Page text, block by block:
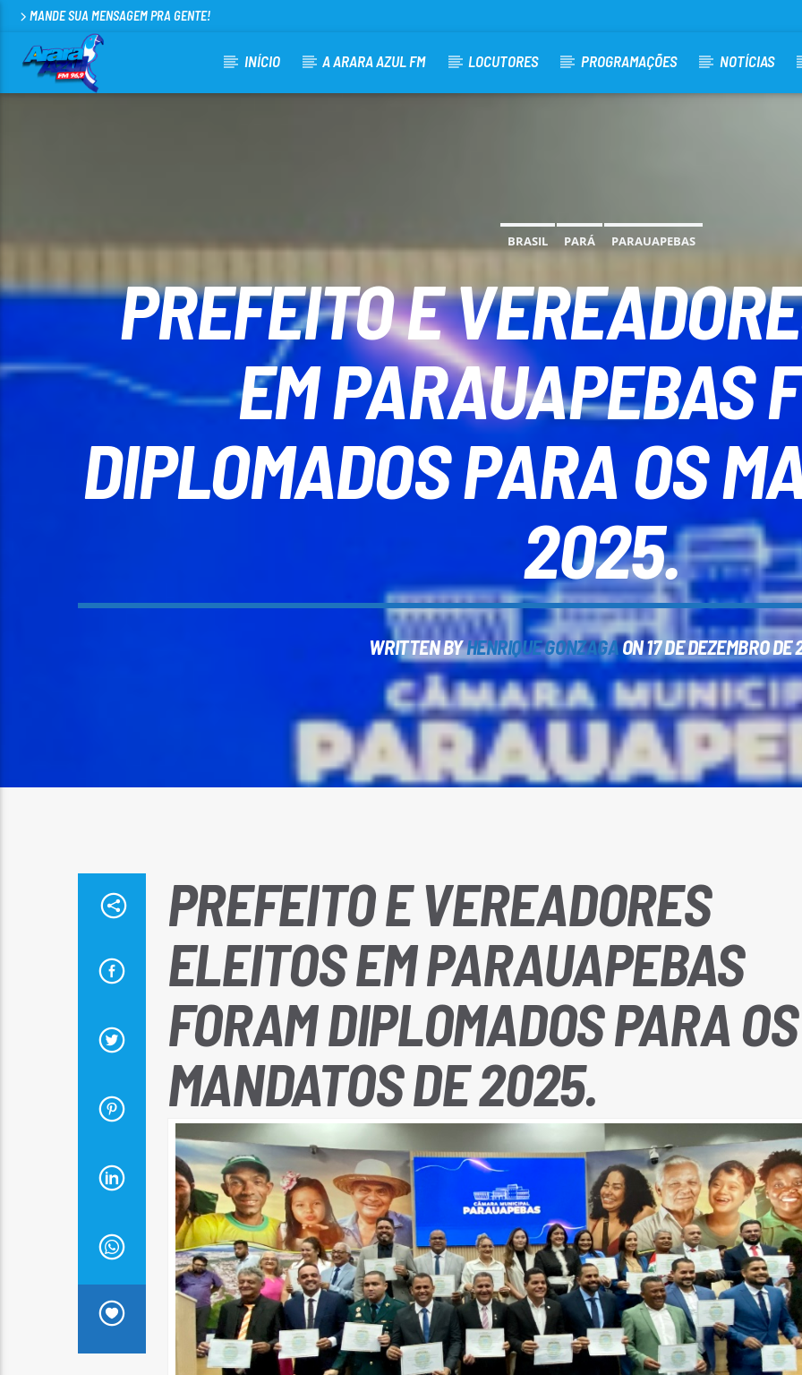
MANDE SUA MENSAGEM PRA GENTE!
INÍCIO A ARARA AZUL FM LOCUTORES PROGRAMAÇÕES NOTÍCIAS
BRASIL PARÁ PARAUAPEBAS
PREFEITO E
EM PARAUAPEBAS
DIPLOMADOS PARA OS
2025.
WRITTEN BYHENRIQUE GONZAGAON 17 DE DEZEMBRO
PREFEITO E VEREADORES
ELEITOS EM PARAUAPEBAS
FORAM DIPLOMADOS PARA OS
MANDATOS DE 2025.